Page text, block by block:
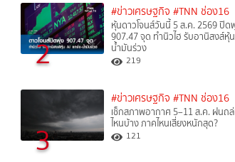
2
#ข่าวเศรษฐกิจ #TNN ช่อง16
หุ้นดาวโจนส์วันนี้ 5 ส.ค. 2569 ปิด
907.47 จุด ทำนิวไฮ รับอานิสงส์หุ้
น้ำมันร่วง
219
3
#ข่าวเศรษฐกิจ #TNN ช่อง16
เช็กสภาพอากาศ 5–11 ส.ค. ฝนถ
ไหนบ้าง ภาคไหนเสี่ยงหนักสุด?
121